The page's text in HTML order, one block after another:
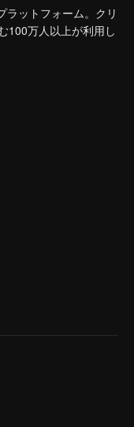
ラットフォーム。クリ
100万人以上が利用し